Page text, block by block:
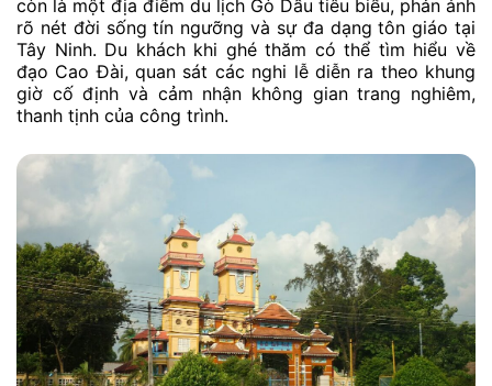
còn là một địa điểm du lịch Gò Dầu tiêu biểu, phản ánh
rõ nét đời sống tín ngưỡng và sự đa dạng tôn giáo tại
Tây Ninh. Du khách khi ghé thăm có thể tìm hiểu về
đạo Cao Đài, quan sát các nghi lễ diễn ra theo khung
giờ cố định và cảm nhận không gian trang nghiêm,
thanh tịnh của công trình.